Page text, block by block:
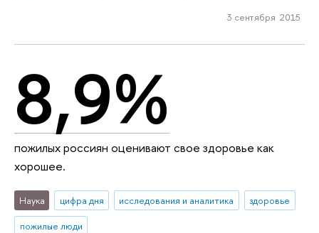
3 сентября 2015
8,9%
пожилых россиян оценивают свое здоровье как
хорошее.
Наука цифра дня исследования и аналитика
здоровье
пожилые люди